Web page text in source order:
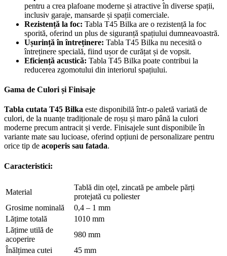
pentru a crea plafoane moderne și atractive în diverse spații,
inclusiv garaje, mansarde și spații comerciale.
Rezistență la foc: Tabla T45 Bilka are o rezistență la foc
sporită, oferind un plus de siguranță spațiului dumneavoastră.
Ușurință în întreținere: Tabla T45 Bilka nu necesită o
întreținere specială, fiind ușor de curățat și de vopsit.
Eficiență acustică: Tabla T45 Bilka poate contribui la
reducerea zgomotului din interiorul spațiului.
Gama de Culori și Finisaje
Tabla cutata T45 Bilka este disponibilă într-o paletă variată de
culori, de la nuanțe tradiționale de roșu și maro până la culori
moderne precum antracit și verde. Finisajele sunt disponibile în
variante mate sau lucioase, oferind opțiuni de personalizare pentru
orice tip de acoperis sau fatada.
Caracteristici:
Material
Tablă din oțel, zincată pe ambele părți
protejată cu poliester
Grosime nominală
0,4 – 1 mm
Lățime totală
1010 mm
Lățime utilă de
acoperire
980 mm
Înălțimea cutei
45 mm